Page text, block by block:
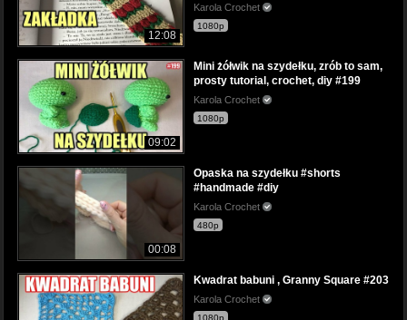
12:08
Karola Crochet
1080p
09:02
Mini żółwik na szydełku, zrób to sam,
prosty tutorial, crochet, diy #199
Karola Crochet
1080p
00:08
Opaska na szydełku #shorts
#handmade #diy
Karola Crochet
480p
Kwadrat babuni , Granny Square #203
Karola Crochet